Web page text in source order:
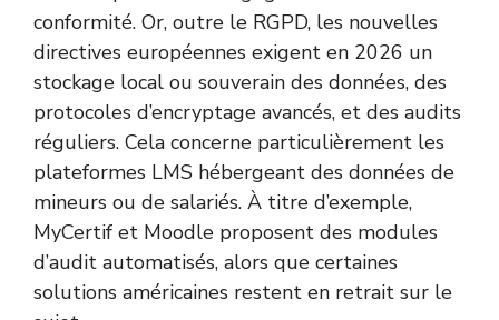
conformité. Or, outre le RGPD, les nouvelles
directives européennes exigent en 2026 un
stockage local ou souverain des données, des
protocoles d’encryptage avancés, et des audits
réguliers. Cela concerne particulièrement les
plateformes LMS hébergeant des données de
mineurs ou de salariés. À titre d’exemple,
MyCertif et Moodle proposent des modules
d’audit automatisés, alors que certaines
solutions américaines restent en retrait sur le